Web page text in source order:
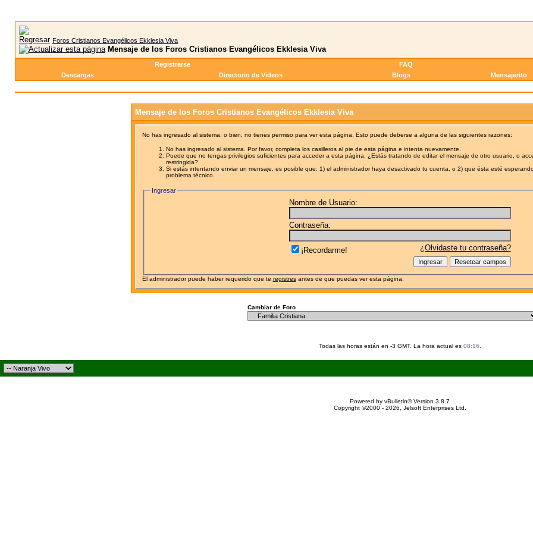
Foros Cristianos Evangélicos Ekklesia Viva
Mensaje de los Foros Cristianos Evangélicos Ekklesia Viva
Registrarse FAQ
Descargas
Directorio de Videos Blogs Mensajerito
Mensaje de los Foros Cristianos Evangélicos Ekklesia Viva
No has ingresado al sistema, o bien, no tienes permiso para ver esta página. Esto puede deberse a alguna de las siguientes razones:
No has ingresado al sistema. Por favor, completa los casilleros al pie de esta página e intenta nuevamente.
Puede que no tengas privilegios suficientes para acceder a esta página. ¿Estás tratando de editar el mensaje de otro usuario, o
restringida?
Si estás intentando enviar un mensaje, es posible que: 1) el administrador haya desactivado tu cuenta, o 2) que ésta esté
problema técnico.
Ingresar
Nombre de Usuario:
Contraseña:
¿Olvidaste tu contraseña?
¡Recordarme!
El administrador puede haber requerido que te registresantes de que puedas ver esta página.
Cambiar de Foro
Todas las horas están en -3 GMT. La hora actual es 08:16
Powered by vBulletin® Version 3.8.7
Copyright ©2000 - 2026, Jelsoft Enterprises Ltd.